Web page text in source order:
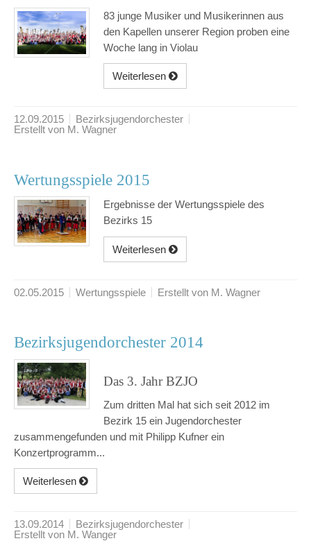
83 junge Musiker und Musikerinnen aus
den Kapellen unserer Region proben eine
Woche lang in Violau
Weiterlesen
12.09.2015
Bezirksjugendorchester
Erstellt von M. Wagner
Wertungsspiele 2015
Ergebnisse der Wertungsspiele des
Bezirks 15
Weiterlesen
02.05.2015 Wertungsspiele Erstellt von M. Wagner
Bezirksjugendorchester 2014
Das 3. Jahr BZJO
Zum dritten Mal hat sich seit 2012 im
Bezirk 15 ein Jugendorchester
zusammengefunden und mit Philipp Kufner ein
Konzertprogramm...
Weiterlesen
13.09.2014
Bezirksjugendorchester
Erstellt von M. Wanger